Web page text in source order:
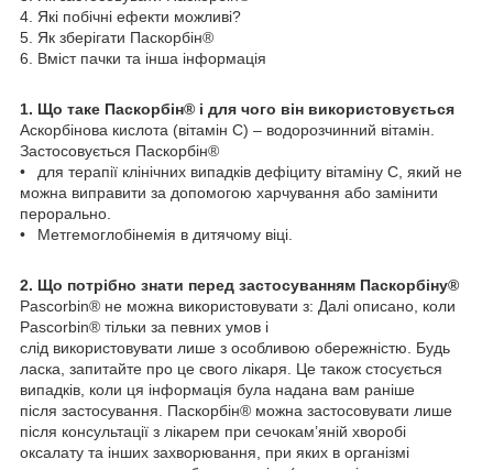
4. Які побічні ефекти можливі?
5. Як зберігати Паскорбін®
6. Вміст пачки та інша інформація
1. Що таке Паскорбін® і для чого він використовується
Аскорбінова кислота (вітамін С) – водорозчинний вітамін.
Застосовується Паскорбін®
• для терапії клінічних випадків дефіциту вітаміну С, який не
можна виправити за допомогою харчування або замінити
перорально.
• Метгемоглобінемія в дитячому віці.
2. Що потрібно знати перед застосуванням Паскорбіну®
Pascorbin® не можна використовувати з: Далі описано, коли
Pascorbin® тільки за певних умов і
слід використовувати лише з особливою обережністю. Будь
ласка, запитайте про це свого лікаря. Це також стосується
випадків, коли ця інформація була надана вам раніше
після застосування. Паскорбін® можна застосовувати лише
після консультації з лікарем при сечокам’яній хворобі
оксалату та інших захворювання, при яких в організмі